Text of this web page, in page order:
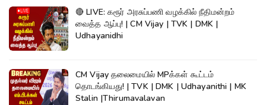
🔴 LIVE: கரூர் அரசுப்பணி வழக்கில் நீதிமன்றம்
வைத்த ஆப்பு! | CM Vijay | TVK | DMK |
Udhayanidhi
CM Vijay தலைமையில் MPக்கள் கூட்டம்
தொடங்கியது! | TVK | DMK | Udhayanithi | MK
Stalin |Thirumavalavan